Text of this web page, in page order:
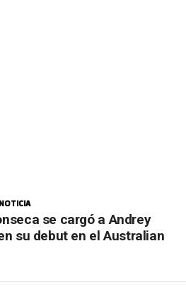
se cargó a Andrey
su debut en el Australian